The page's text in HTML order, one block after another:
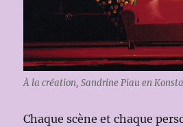
À la création, Sandrine Piau en
Chaque scène et chaque